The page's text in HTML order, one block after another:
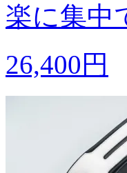
楽に集中
26,400円